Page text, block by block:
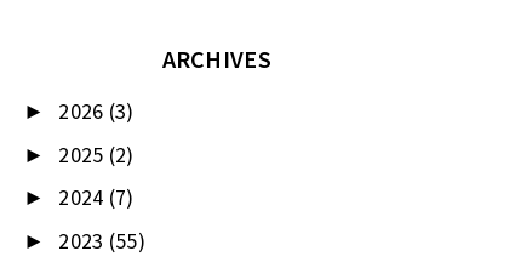
ARCHIVES
► 2026 (3)
► 2025 (2)
► 2024 (7)
► 2023 (55)